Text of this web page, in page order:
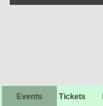
Events Tickets